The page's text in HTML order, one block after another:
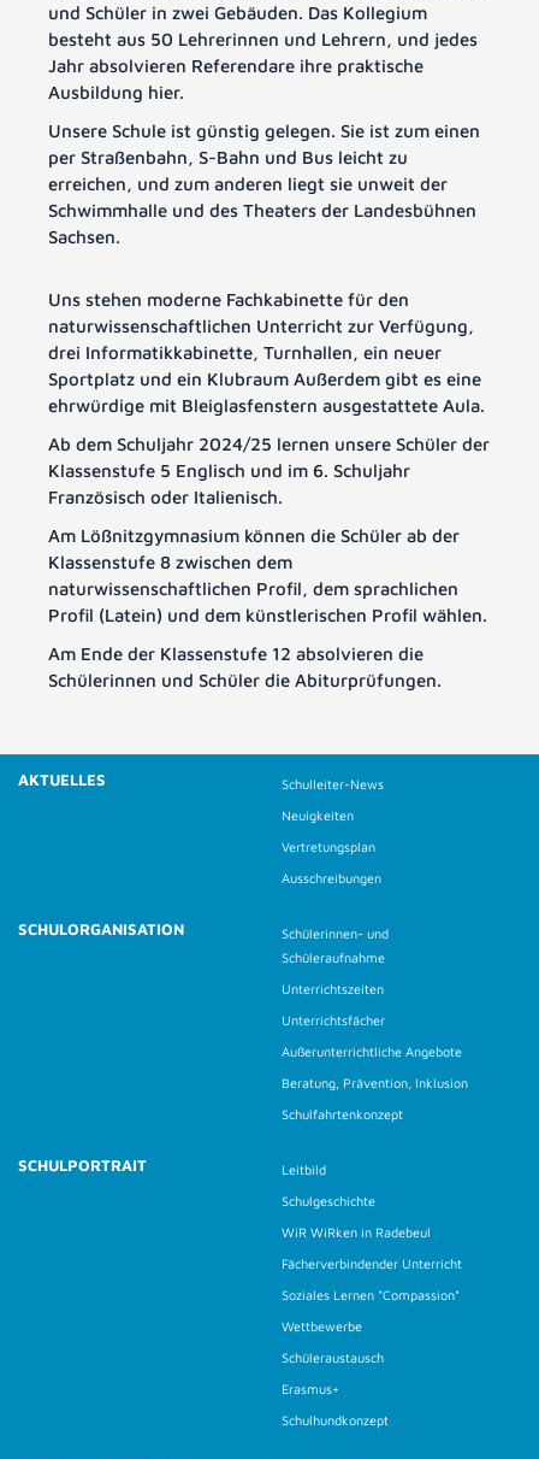
und Schüler in zwei Gebäuden. Das Kollegium
besteht aus 50 Lehrerinnen und Lehrern, und jedes
Jahr absolvieren Referendare ihre praktische
Ausbildung hier.
Unsere Schule ist günstig gelegen. Sie ist zum einen
per Straßenbahn, S-Bahn und Bus leicht zu
erreichen, und zum anderen liegt sie unweit der
Schwimmhalle und des Theaters der Landesbühnen
Sachsen.
Uns stehen moderne Fachkabinette für den
naturwissenschaftlichen Unterricht zur Verfügung,
drei Informatikkabinette, Turnhallen, ein neuer
Sportplatz und ein Klubraum Außerdem gibt es eine
ehrwürdige mit Bleiglasfenstern ausgestattete Aula.
Ab dem Schuljahr 2024/25 lernen unsere Schüler der
Klassenstufe 5 Englisch und im 6. Schuljahr
Französisch oder Italienisch.
Am Lößnitzgymnasium können die Schüler ab der
Klassenstufe 8 zwischen dem
naturwissenschaftlichen Profil, dem sprachlichen
Profil (Latein) und dem künstlerischen Profil wählen.
Am Ende der Klassenstufe 12 absolvieren die
Schülerinnen und Schüler die Abiturprüfungen.
AKTUELLES
Schulleiter-News
Neuigkeiten
Vertretungsplan
Ausschreibungen
SCHULORGANISATION
Schülerinnen- und
Schüleraufnahme
Unterrichtszeiten
Unterrichtsfächer
Außerunterrichtliche Angebote
Beratung, Prävention, Inklusion
Schulfahrtenkonzept
SCHULPORTRAIT
Leitbild
Schulgeschichte
WiR WiRken in Radebeul
Fächerverbindender Unterricht
Soziales Lernen "Compassion"
Wettbewerbe
Schüleraustausch
Erasmus+
Schulhundkonzept